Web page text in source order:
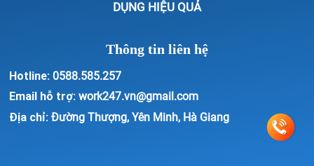
DỤNG HIỆU QUẢ
Thông tin liên hệ
Hotline: 0588.585.257
Email hỗ trợ: work247.vn@gmail.com
Địa chỉ: Đường Thượng, Yên Minh, Hà Giang